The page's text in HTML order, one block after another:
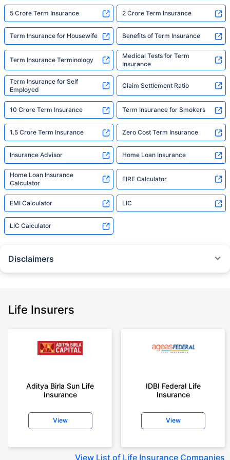
5 Crore Term Insurance 2 Crore Term Insurance
Term Insurance for Housewife Benefits of Term Insurance
Term Insurance Terminology
Medical Tests for Term
Insurance
Term Insurance for Self
Employed
Claim Settlement Ratio
10 Crore Term Insurance Term Insurance for Smokers
1.5 Crore Term Insurance Zero Cost Term Insurance
Insurance Advisor Home Loan Insurance
Home Loan Insurance
Calculator
FIRE Calculator
EMI Calculator LIC
LIC Calculator
Disclaimers
Policybazaar does not endorse, rate or recommend any particular insurer
+On the basis of your profile
years of age, rounded off to nearest 10
insurance for an 18 year-old male, non-smoker, with no pre-existing
diseases, cover upto 30 years of age rounded off to nearest 10
old male, non-smoker, with no pre-existing diseases, cover upto 30 years
Life Insurers
Aditya Birla Sun Life
Insurance
View
IDBI Federal Life
Insurance
View
View List of Life Insurance Companies